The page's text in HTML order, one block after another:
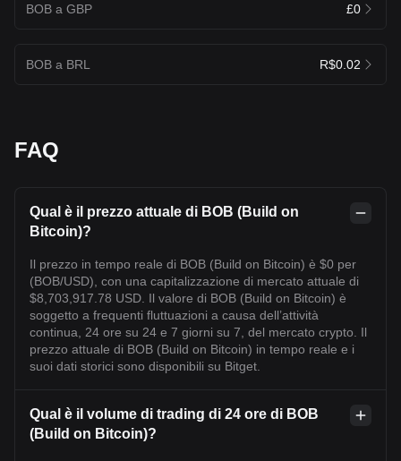
BOB a GBP £0
BOB a BRL R$0.02
FAQ
Qual è il prezzo attuale di BOB (Build on
Bitcoin)?
Il prezzo in tempo reale di BOB (Build on Bitcoin) è $0 per
(BOB/USD), con una capitalizzazione di mercato attuale di
$8,703,917.78 USD. Il valore di BOB (Build on Bitcoin) è
soggetto a frequenti fluttuazioni a causa dell’attività
continua, 24 ore su 24 e 7 giorni su 7, del mercato crypto. Il
prezzo attuale di BOB (Build on Bitcoin) in tempo reale e i
suoi dati storici sono disponibili su Bitget.
Qual è il volume di trading di 24 ore di BOB
(Build on Bitcoin)?